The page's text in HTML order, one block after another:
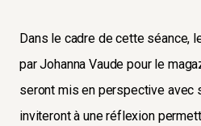
Dans le cadre de cette séance,
par Johanna Vaude pour le
seront mis en perspective avec
inviteront à une réflexion